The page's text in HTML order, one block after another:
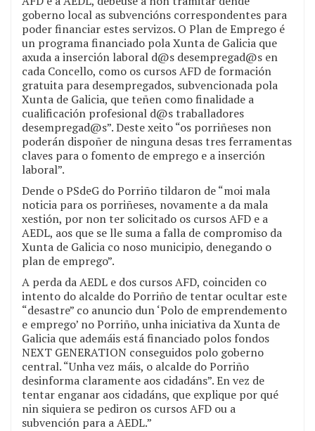
goberno local as subvencións correspondentes para
poder financiar estes servizos. O Plan de Emprego é
un programa financiado pola Xunta de Galicia que
axuda a inserción laboral d@s desempregad@s en
cada Concello, como os cursos AFD de formación
gratuita para desempregados, subvencionada pola
Xunta de Galicia, que teñen como finalidade a
cualificación profesional d@s traballadores
desempregad@s”. Deste xeito “os porriñeses non
poderán dispoñer de ninguna desas tres ferramentas
claves para o fomento de emprego e a inserción
laboral”.
Dende o PSdeG do Porriño tildaron de “moi mala
noticia para os porriñeses, novamente a da mala
xestión, por non ter solicitado os cursos AFD e a
AEDL, aos que se lle suma a falla de compromiso da
Xunta de Galicia co noso municipio, denegando o
plan de emprego”.
A perda da AEDL e dos cursos AFD, coinciden co
intento do alcalde do Porriño de tentar ocultar este
“desastre” co anuncio dun ‘Polo de emprendemento
e emprego’ no Porriño, unha iniciativa da Xunta de
Galicia que ademáis está financiado polos fondos
NEXT GENERATION conseguidos polo goberno
central. “Unha vez máis, o alcalde do Porriño
desinforma claramente aos cidadáns”. En vez de
tentar enganar aos cidadáns, que explique por qué
nin siquiera se pediron os cursos AFD ou a
subvención para a AEDL.”